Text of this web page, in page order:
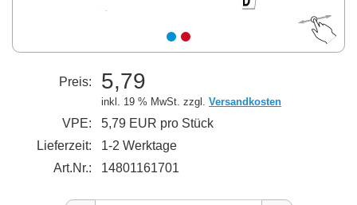
Preis: 5,79
inkl. 19 % MwSt. zzgl. Versandkosten
VPE:
5,79 EUR pro Stück
Lieferzeit:
1-2 Werktage
Art.Nr.:
14801161701